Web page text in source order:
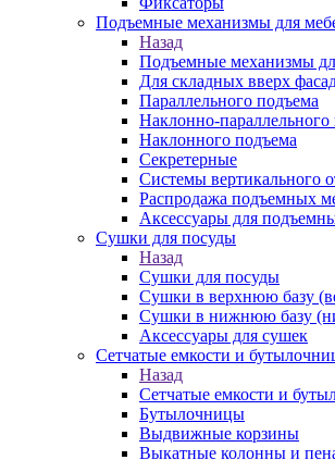
Подъемные механизмы для
Назад
Подъемные механизмы
Для складных вверх
Параллельного подъема
Наклонно-параллельного
Наклонного подъема
Секретерные
Системы вертикального
Распродажа подъемных
Аксессуары для
Сушки для посуды
Назад
Сушки для посуды
Сушки в верхнюю базу
Сушки в нижнюю базу
Аксессуары для сушек
Сетчатые емкости и
Назад
Сетчатые емкости и
Бутылочницы
Выдвижные корзины
Выкатные колонны и